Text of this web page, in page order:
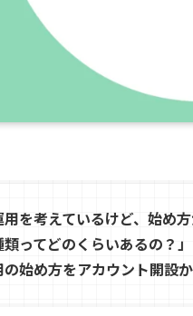
を考えているけど、始め方
ってどのくらいあるの？」
始め方をアカウント開設